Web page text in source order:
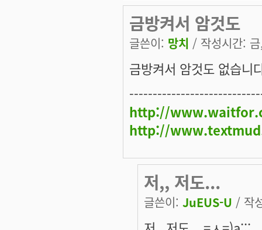
금방켜서 암것도
글쓴이: 망치 / 작성시간:
금방켜서 암것도 없습니
http://
http://
저,, 저도...
글쓴이: JuEUS-U / 작